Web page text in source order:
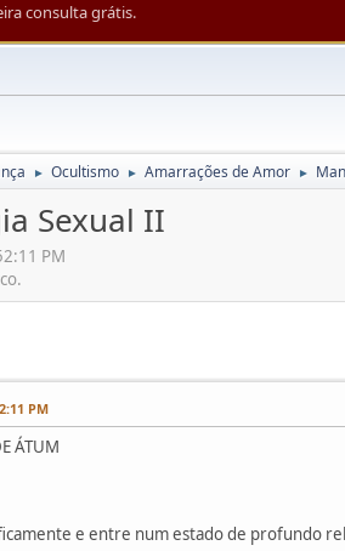
consulta grátis.
► Ocultismo ► Amarrações de Amor ►
Sexual II
PM
PM
ÁTUM
e entre num estado de profundo